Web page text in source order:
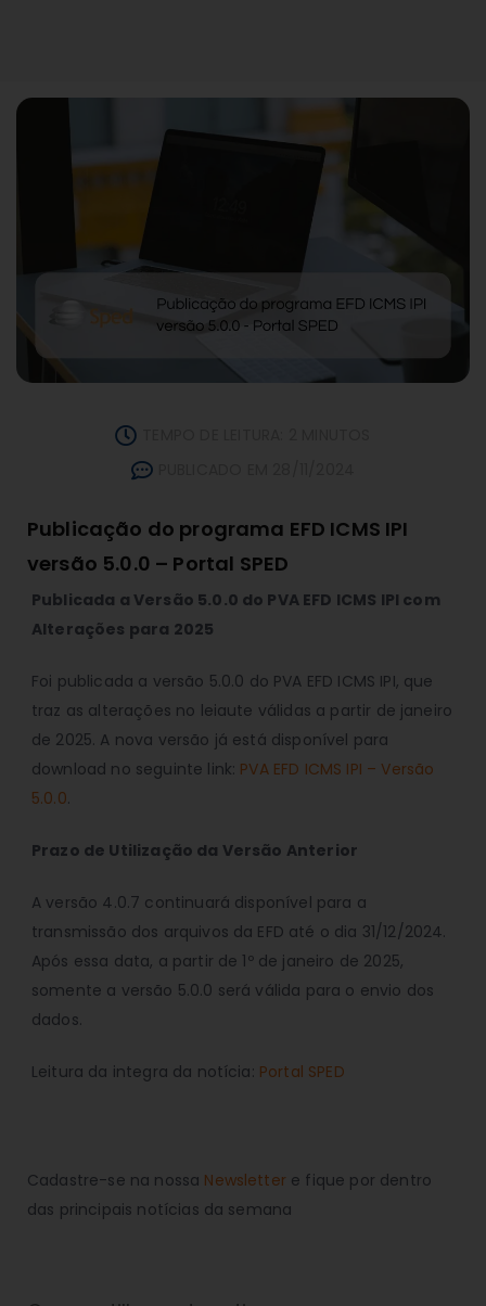
Publicação do programa EFD ICMS IPI
versão 5.0.0 – Portal SPED
Publicada a Versão 5.0.0 do PVA EFD ICMS IPI com
Alterações para 2025
Foi publicada a versão 5.0.0 do PVA EFD ICMS IPI, que
traz as alterações no leiaute válidas a partir de janeiro
de 2025. A nova versão já está disponível para
download no seguinte link: PVA EFD ICMS IPI – Versão
5.0.0.
Prazo de Utilização da Versão Anterior
A versão 4.0.7 continuará disponível para a
transmissão dos arquivos da EFD até o dia 31/12/2024.
Após essa data, a partir de 1º de janeiro de 2025,
somente a versão 5.0.0 será válida para o envio dos
dados.
Leitura da integra da notícia: Portal SPED
Cadastre-se na nossa Newslettere fique por dentro
das principais notícias da semana